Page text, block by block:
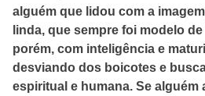
alguém que lidou com a
linda, que sempre foi modelo
porém, com inteligência e
desviando dos boicotes e
espiritual e humana. Se alguém